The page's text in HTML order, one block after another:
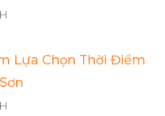
Lựa Chọn Thời Điểm